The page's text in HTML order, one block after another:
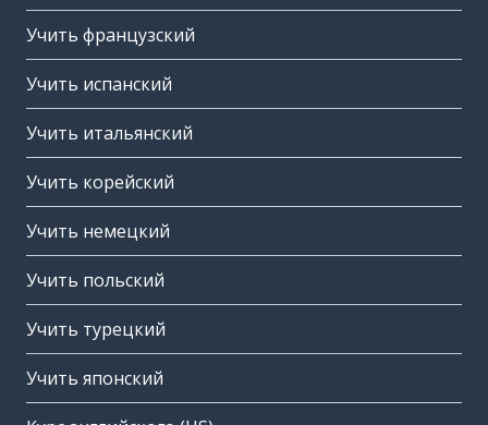
Учить французский
Учить испанский
Учить итальянский
Учить корейский
Учить немецкий
Учить польский
Учить турецкий
Учить японский